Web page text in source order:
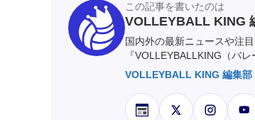
この記事を書いたのは
VOLLEYBALL KING
国内外の最新ニュースや注
『VOLLEYBALLKING（バ
VOLLEYBALL KING 編集部